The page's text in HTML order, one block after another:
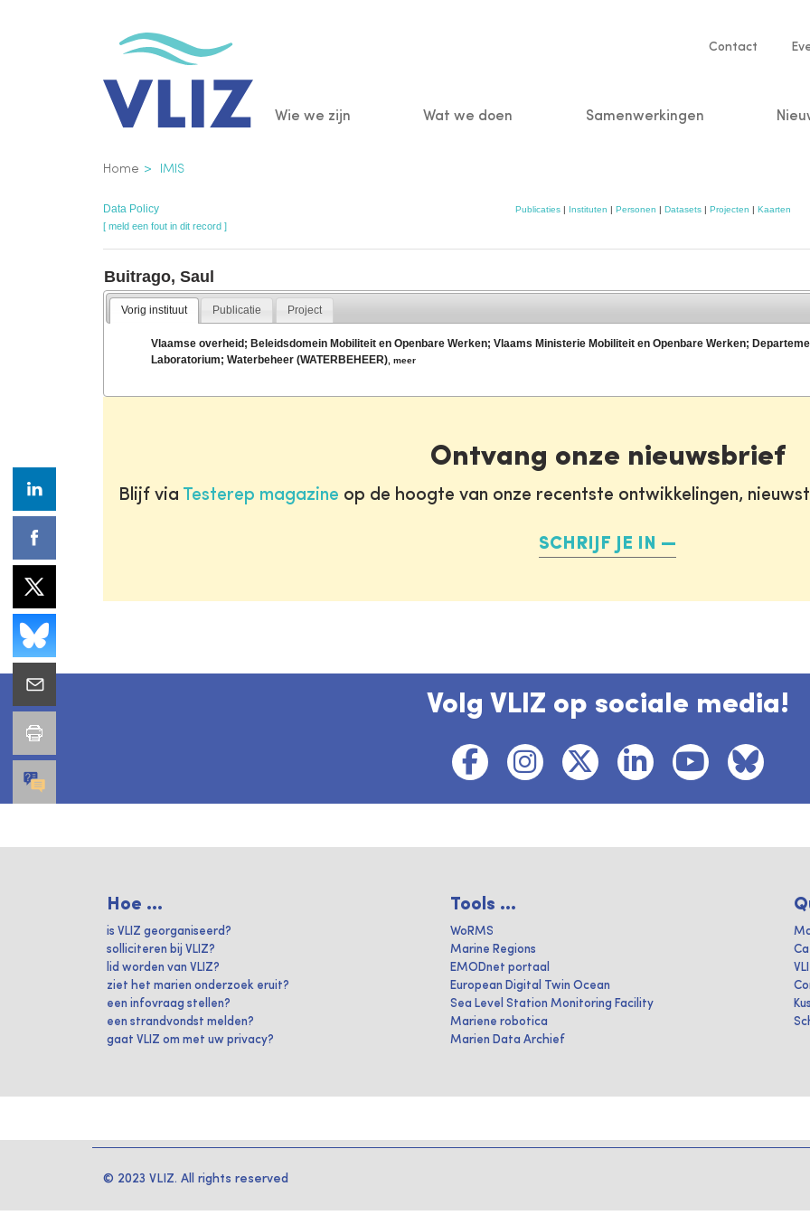
Service
Contact
Main
Wie we zijn Wat we doen Samenwerkingen
Kruimelpad
Home IMIS
Data Policy Publicaties| Instituten | Personen | Datasets| Projecten | Kaarten
[ meld een fout in dit record ]
Buitrago, Saul
Vorig instituut Publicatie Project
Vlaamse overheid; Beleidsdomein Mobiliteit en Openbare Werken; Vlaams Ministerie Mobiliteit en Openbare Werken;
Laboratorium; Waterbeheer (WATERBEHEER) ,meer
Ontvang onze nieuwsbrief
Blijf via Testerep magazine op de hoogte van onze recentste ontwikkelingen,
SCHRIJF JE IN
Volg VLIZ op sociale media!
Hoe ...
is VLIZ georganiseerd?
solliciteren bij VLIZ?
lid worden van VLIZ?
ziet het marien onderzoek eruit?
een infovraag stellen?
een strandvondst melden?
gaat VLIZ om met uw privacy?
Tools ...
WoRMS
Marine Regions
EMODnet portaal
European Digital Twin Ocean
Sea Level Station Monitoring Facility
Mariene robotica
Marien Data Archief
© 2023 VLIZ. All rights reserved